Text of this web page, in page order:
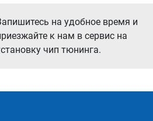
на удобное время и
к нам в сервис на
чип тюнинга.